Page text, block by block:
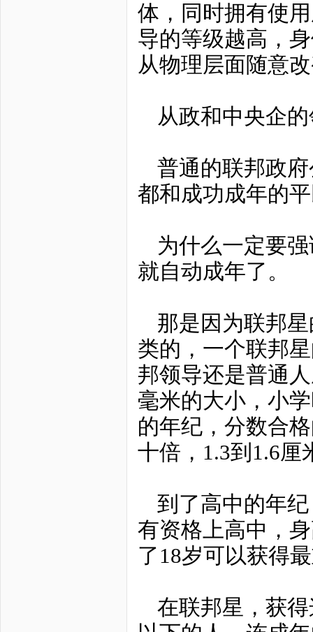
体，同时拥有使
导的等级越高，
从物理层面随意
从政和中央企
普通的联邦政
都和成功成年的
为什么一定要
就自动成年了。
那是因为联邦
类的，一个联邦
邦领导还是普通
毫米的大小，小
的年纪，分数合
十倍，1.3到1.6厘
到了高中的年
有资格上高中，
了18岁可以获得
在联邦星，获